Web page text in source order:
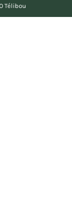
Télibou